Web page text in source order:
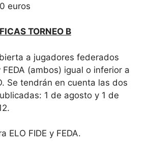
euros
TORNEO B
a jugadores federados
FEDA (ambos) igual o inferior a
Se tendrán en cuenta las dos
1 de agosto y 1 de
ELO FIDE y FEDA.